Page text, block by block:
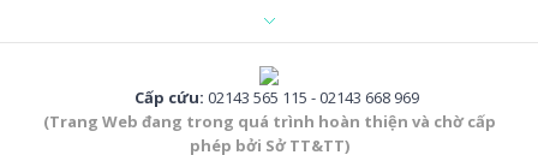
Cấp cứu: 02143 565 115 - 02143 668 969
(Trang Web đang trong quá trình hoàn thiện và chờ cấp
phép bởi Sở TT&TT)